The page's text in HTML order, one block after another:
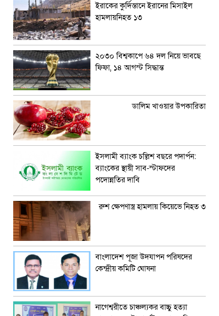
ইরাকের কুর্দিস্তানে ইরানের মিসাইল
হামলায়নিহত ১৩
২০৩০ বিশ্বকাপে ৬৪ দল নিয়ে ভাবছে
ফিফা, ১৪ আগস্ট সিদ্ধান্ত
ডালিম খাওয়ার উপকারিতা
ইসলামী ব্যাংক চল্লিশ বছরে পদার্পন:
ব্যাংকের স্থায়ী সাব-স্টাফদের
পদোন্নতির দাবি
রুশ ক্ষেপণাস্ত্র হামলায় কিয়েভে নিহত ৩
বাংলাদেশ পূজা উদযাপন পরিষদের
কেন্দ্রীয় কমিটি ঘোষনা
নাগেশ্বরীতে চাঞ্চল্যকর বাচ্চু হত্যা